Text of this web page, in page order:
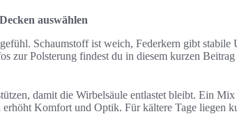
auswählen
Schaumstoff ist weich, Federkern gibt stabile
zur Polsterung findest du in diesem kurzen
damit die Wirbelsäule entlastet bleibt. Ein
Komfort und Optik. Für kältere Tage liegen